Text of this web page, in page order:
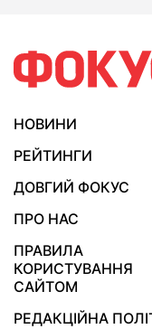
НОВИНИ
РЕЙТИНГИ
ДОВГИЙ ФОКУС
ПРО НАС
ПРАВИЛА
КОРИСТУВАННЯ
САЙТОМ
РЕДАКЦІЙНА